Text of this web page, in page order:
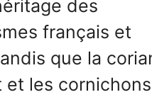
des
français et
que la
et les cornichons